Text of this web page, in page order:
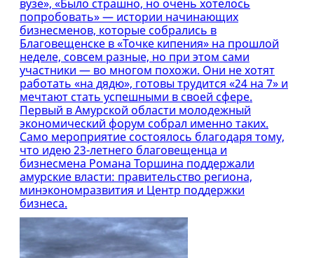
вузе», «Было страшно, но очень хотелось
попробовать» — истории начинающих
бизнесменов, которые собрались в
Благовещенске в «Точке кипения» на прошлой
неделе, совсем разные, но при этом сами
участники — во многом похожи. Они не хотят
работать «на дядю», готовы трудится «24 на 7» и
мечтают стать успешными в своей сфере.
Первый в Амурской области молодежный
экономический форум собрал именно таких.
Само мероприятие состоялось благодаря тому,
что идею 23-летнего благовещенца и
бизнесмена Романа Торшина поддержали
амурские власти: правительство региона,
минэкономразвития и Центр поддержки
бизнеса.